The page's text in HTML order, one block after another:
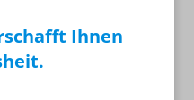
Ihnen